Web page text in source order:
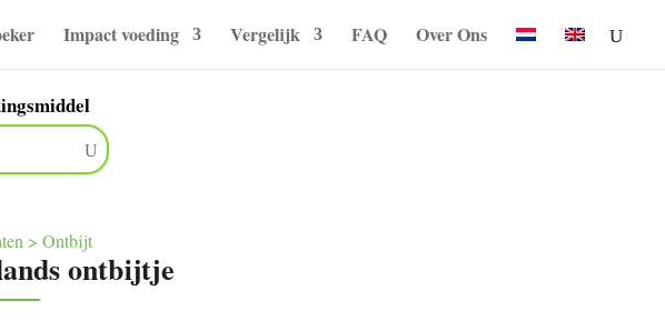
Impact voeding Vergelijk FAQ Over Ons
> Ontbijt
ontbijtje